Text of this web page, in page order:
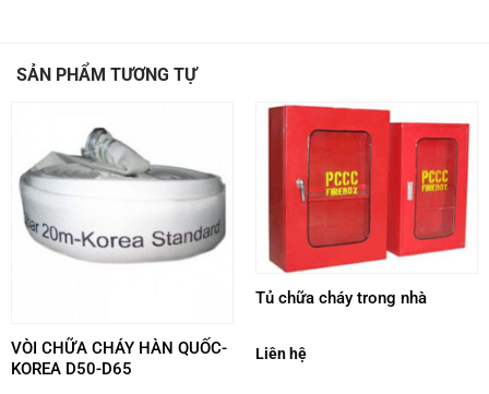
SẢN PHẨM TƯƠNG TỰ
VÒI CHỮA CHÁY HÀN QUỐC-
KOREA D50-D65
Tủ chữa cháy trong nhà
Liên hệ